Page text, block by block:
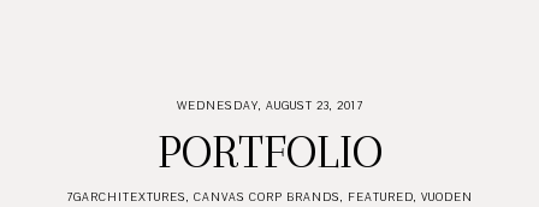
WEDNESDAY, AUGUST 23, 2017
PORTFOLIO
7GARCHITEXTURES, CANVAS CORP BRANDS, FEATURED, VUODEN